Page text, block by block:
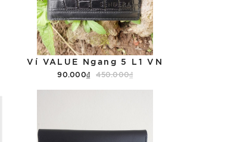
Ví VALUE Ngang 5 L1 VN
90.000₫ 450.000₫